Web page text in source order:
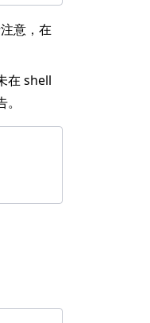
意，在
在 shell